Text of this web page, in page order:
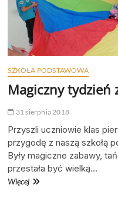
SZKOŁA PODSTAWOWA
Magiczny tydzień
31 sierpnia 2018
Przyszli uczniowie klas
przygodę z naszą szkołą
Były magiczne zabawy,
przestała być wielką…
WięcejMagiczny